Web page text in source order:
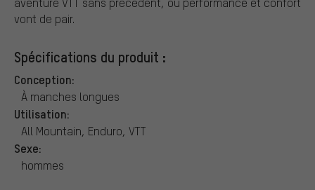
vont de pair.
Spécifications du produit :
Conception:
À manches longues
Utilisation:
All Mountain, Enduro, VTT
Sexe:
hommes